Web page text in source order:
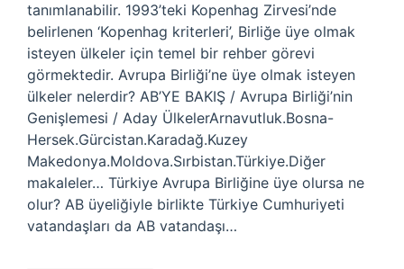
tanımlanabilir. 1993’teki Kopenhag Zirvesi’nde
belirlenen ‘Kopenhag kriterleri’, Birliğe üye olmak
isteyen ülkeler için temel bir rehber görevi
görmektedir. Avrupa Birliği’ne üye olmak isteyen
ülkeler nelerdir? AB’YE BAKIŞ / Avrupa Birliği’nin
Genişlemesi / Aday ÜlkelerArnavutluk.Bosna-
Hersek.Gürcistan.Karadağ.Kuzey
Makedonya.Moldova.Sırbistan.Türkiye.Diğer
makaleler… Türkiye Avrupa Birliğine üye olursa ne
olur? AB üyeliğiyle birlikte Türkiye Cumhuriyeti
vatandaşları da AB vatandaşı…